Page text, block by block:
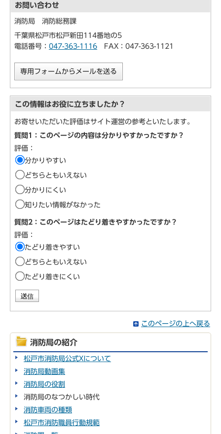
お問い合わせ
消防局 消防総務課
千葉県松戸市松戸新田114番地の5
電話番号： 047-363-1116 FAX：047-363-1121
専用フォームからメールを送る
この情報はお役に立ちましたか？
お寄せいただいた評価はサイト運営の参考といたします。
質問1：このページの内容は分かりやすかったですか？
評価：
分かりやすい
どちらともいえない
分かりにくい
知りたい情報がなかった
質問2：このページはたどり着きやすかったですか？
評価：
たどり着きやすい
どちらともいえない
たどり着きにくい
このページの上へ戻る
消防局の紹介
松戸市消防局公式Xについて
消防局動画集
消防局の役割
消防局のなつかしい時代
消防車両の種類
松戸市消防職員行動規範